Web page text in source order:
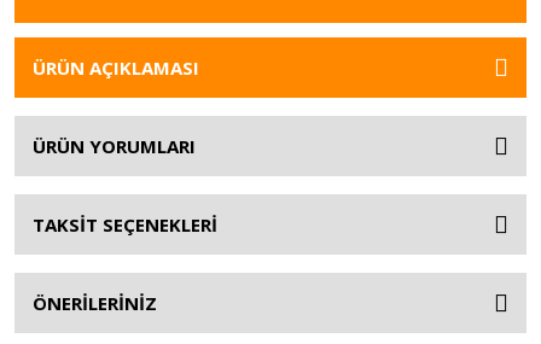
ÜRÜN AÇIKLAMASI
ÜRÜN YORUMLARI
TAKSİT SEÇENEKLERİ
ÖNERİLERİNİZ